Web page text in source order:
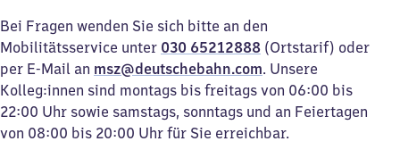
Bei Fragen wenden Sie sich bitte an den
Mobilitätsservice unter 030 65212888 (Ortstarif) oder
per E-Mail an msz@deutschebahn.com. Unsere
Kolleg:innen sind montags bis freitags von 06:00 bis
22:00 Uhr sowie samstags, sonntags und an Feiertagen
von 08:00 bis 20:00 Uhr für Sie erreichbar.